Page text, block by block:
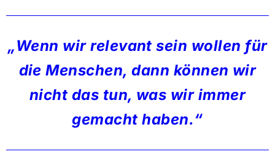
„Wenn wir relevant sein wollen für
die Menschen, dann können wir
nicht das tun, was wir immer
gemacht haben.“